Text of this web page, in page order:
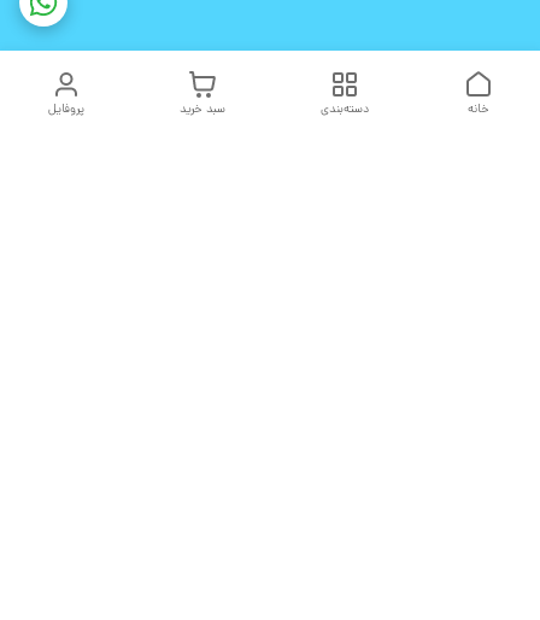
پروفایل سبد خرید دسته‌بندی خانه